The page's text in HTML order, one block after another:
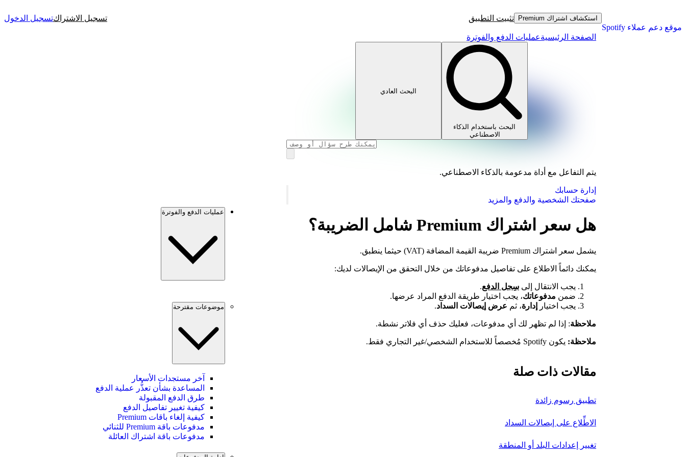
موقع دعم عملاء Spotify
استكشاف اشتراك Premium تثبيت التطبيق تسجيل الاشتراكتسجيل الدخول
الصفحة الرئيسيةعمليات الدفع والفوترة
البحث باستخدام الذكاء
الاصطناعي
البحث العادي
يتم التفاعل مع أداة مدعومة بالذكاء الاصطناعي.
إدارة حسابك
صفحتك الشخصية والدفع والمزيد
هل سعر اشتراك Premium شامل الضريبة؟
يشمل سعر اشتراك Premium ضريبة القيمة المضافة (VAT) حيثما ينطبق.
يمكنك دائماً الاطلاع على تفاصيل مدفوعاتك من خلال التحقق من الإيصالات لديك:
يجب الانتقال إلى سِجل الدفع.
ضمن مدفوعاتك، يجب اختيار طريقة الدفع المراد عرضها.
يجب اختيار
إدارة، ثم عرض إيصالات السداد.
ملاحظة: إذا لم تظهر لك أي مدفوعات، فعليك حذف أي فلاتر نشطة.
ملاحظة: يكون Spotify مُخصصاً للاستخدام الشخصي/غير التجاري فقط.
مقالات ذات صلة
تطبيق رسوم زائدة
الاطِّلاع على إيصالات السداد
تغيير إعدادات البلد أو المنطقة
عمليات الدفع والفوترة
موضوعات مقترحة
آخر مستجدات الأسعار
المساعدة بشأن تعذُّر عملية الدفع
طرق الدفع المقبولة
كيفية تغيير تفاصيل الدفع
كيفية إلغاء باقات Premium
مدفوعات باقة Premium للثنائي
مدفوعات باقة اشتراك العائلة